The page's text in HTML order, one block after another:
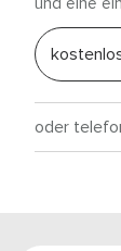
und eine
oder